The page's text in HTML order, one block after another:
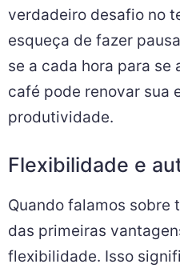
verdadeiro desafio no
esqueça de fazer
se a cada hora para se
café pode renovar sua
produtividade.
Flexibilidade e
Quando falamos sobre
das primeiras
flexibilidade. Isso